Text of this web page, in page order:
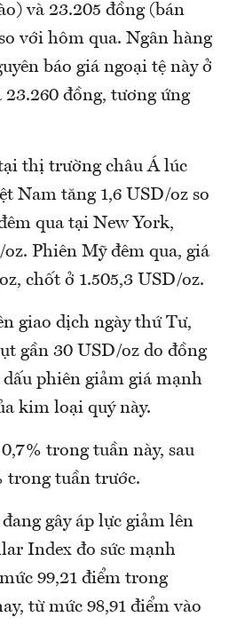
và 23.205 đồng (bán
với hôm qua. Ngân hàng
báo giá ngoại tệ này ở
23.260 đồng, tương ứng
thị trường châu Á lúc
Nam tăng 1,6 USD/oz so
qua tại New York,
Phiên Mỹ đêm qua, giá
chốt ở 1.505,3 USD/oz.
giao dịch ngày thứ Tư,
gần 30 USD/oz do đồng
phiên giảm giá mạnh
kim loại quý này.
trong tuần này, sau
trong tuần trước.
gây áp lực giảm lên
Index đo sức mạnh
99,21 điểm trong
từ mức 98,91 điểm vào